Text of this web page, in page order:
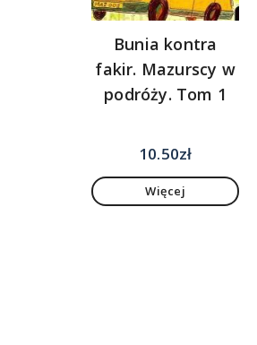
Bunia kontra
fakir. Mazurscy w
podróży. Tom 1
10.50zł
Więcej